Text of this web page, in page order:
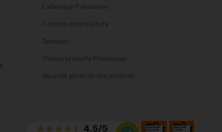
Catalogue Prémaman
Conseils puériculture
Tamboor
Vidéos produits Prémaman
Sécurité générale des produits